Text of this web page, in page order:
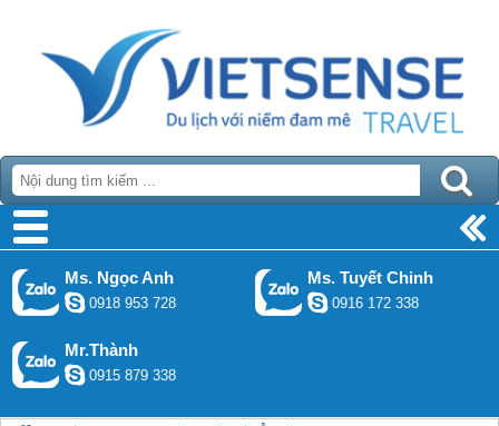
Ms. Ngọc Anh
0918 953 728
Ms. Tuyết Chinh
0916 172 338
Mr.Thành
0915 879 338